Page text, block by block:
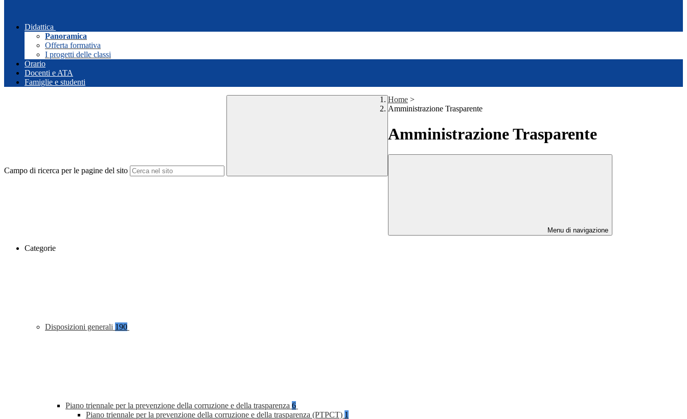
Didattica
Panoramica
Offerta formativa
I progetti delle classi
Orario
Docenti e ATA
Famiglie e studenti
Campo di ricerca per le pagine del sito
Home >
Amministrazione Trasparente
Amministrazione Trasparente
Menu di navigazione
Categorie
Disposizioni generali 190
Piano triennale per la prevenzione della corruzione e della trasparenza 6
Piano triennale per la prevenzione della corruzione e della trasparenza (PTPCT) 1